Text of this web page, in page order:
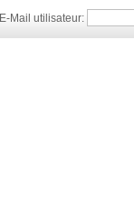
E-Mail utilisateur: